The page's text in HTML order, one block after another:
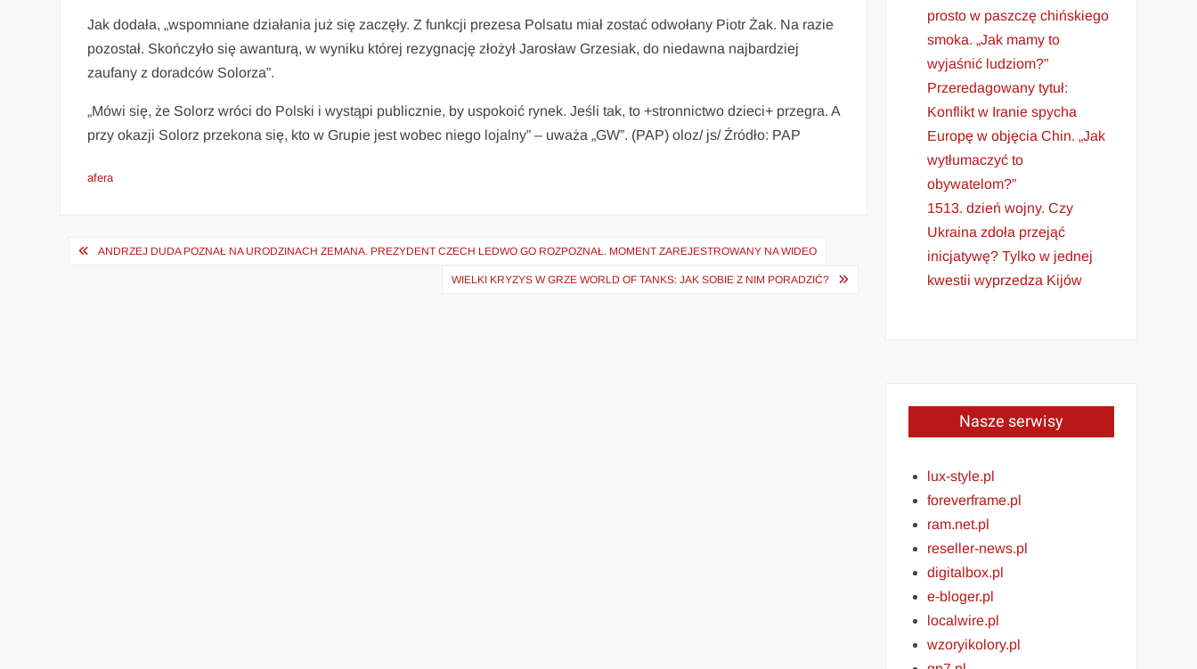
Jak dodała, „wspomniane działania już się zaczęły. Z funkcji prezesa Polsatu miał zostać odwołany Piotr Żak. Na razie
pozostał. Skończyło się awanturą, w wyniku której rezygnację złożył Jarosław Grzesiak, do niedawna najbardziej
zaufany z doradców Solorza”.
„Mówi się, że Solorz wróci do Polski i wystąpi publicznie, by uspokoić rynek. Jeśli tak, to +stronnictwo dzieci+ przegra. A
przy okazji Solorz przekona się, kto w Grupie jest wobec niego lojalny” – uważa „GW”. (PAP) oloz/ js/ Źródło: PAP
afera
Nawigacja
ANDRZEJ DUDA POZNAŁ NA URODZINACH ZEMANA. PREZYDENT CZECH LEDWO GO ROZPOZNAŁ. MOMENT ZAREJESTROWANY NA WIDEO
WIELKI KRYZYS W GRZE WORLD OF TANKS: JAK SOBIE Z NIM PORADZIĆ?
prosto w paszczę chińskiego
smoka. „Jak mamy to
wyjaśnić ludziom?”
Przeredagowany tytuł:
Konflikt w Iranie spycha
Europę w objęcia Chin. „Jak
wytłumaczyć to
obywatelom?”
1513. dzień wojny. Czy
Ukraina zdoła przejąć
inicjatywę? Tylko w jednej
kwestii wyprzedza Kijów
Nasze serwisy
lux-style.pl
foreverframe.pl
ram.net.pl
reseller-news.pl
digitalbox.pl
e-bloger.pl
localwire.pl
wzoryikolory.pl